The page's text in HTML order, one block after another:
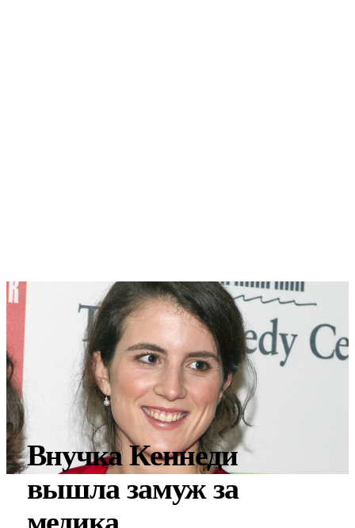
Внучка Кеннеди
вышла замуж за